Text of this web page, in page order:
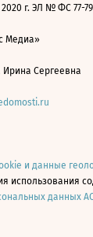
г. ЭЛ № ФС 77-
Медиа»
Ирина Сергеевна
и данные
использования
данных